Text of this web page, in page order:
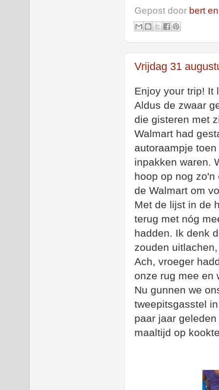
Gepost door bert
Vrijdag 31
Enjoy your trip! It
Aldus de zwaar
die gisteren met
Walmart had
autoraampje
inpakken waren.
hoop op nog
de Walmart om
Met de lijst in de
terug met nóg
hadden. Ik denk
zouden
Ach, vroeger
onze rug mee en
Nu gunnen we
tweepitsgasstel
paar jaar
maaltijd op